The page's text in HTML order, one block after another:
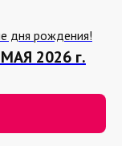
дня рождения!
2026 г.